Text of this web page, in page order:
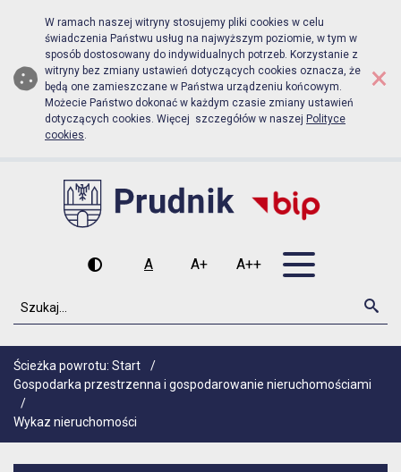
Biuletyn Informacji Publicznej
Przejdź do menu głównego
Przejdź do głównej zawartości
W ramach naszej witryny stosujemy pliki cookies w celu
świadczenia Państwu usług na najwyższym poziomie, w tym w
sposób dostosowany do indywidualnych potrzeb. Korzystanie z
witryny bez zmiany ustawień dotyczących cookies oznacza, że
będą one zamieszczane w Państwa urządzeniu końcowym.
Możecie Państwo dokonać w każdym czasie zmiany ustawień
dotyczących cookies. Więcej szczegółów w naszej Polityce
cookies.
×
Wysoki kontrast
A
Czcionka domyślna
A+
Czcionka średnia
A++
Czcionka duża
Szukaj
Ścieżka powrotu: Start
/
Gospodarka przestrzenna i gospodarowanie nieruchomościami
/
Wykaz nieruchomości